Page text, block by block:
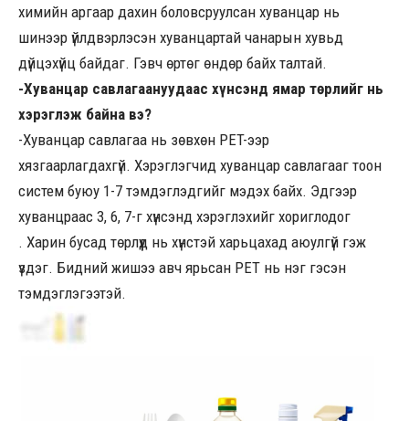
химийн аргаар дахин боловсруулсан хуванцар нь
шинээр үйлдвэрлэсэн хуванцартай чанарын хувьд
дүйцэхүйц байдаг. Гэвч өртөг өндөр байх талтай.
-Хуванцар савлагаануудаас хүнсэнд ямар төрлийг нь
хэрэглэж байна вэ?
-Хуванцар савлагаа нь зөвхөн PET-ээр
хязгаарлагдахгүй. Хэрэглэгчид хуванцар савлагааг тоон
систем буюу 1-7 тэмдэглэдгийг мэдэх байх. Эдгээр
хуванцраас 3, 6, 7-г хүнсэнд хэрэглэхийг хориглодог
. Харин бусад төрлүүд нь хүнстэй харьцахад аюулгүй гэж
үздэг. Бидний жишээ авч ярьсан PET нь нэг гэсэн
тэмдэглэгээтэй.